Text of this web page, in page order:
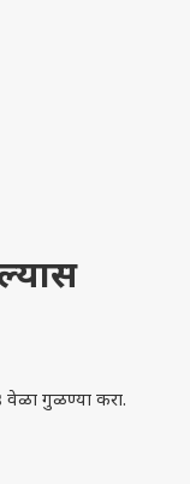
वेळा गुळण्या करा.